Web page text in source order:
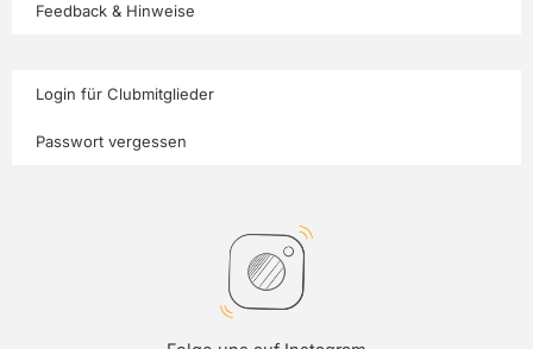
Feedback & Hinweise
Login für Clubmitglieder
Passwort vergessen